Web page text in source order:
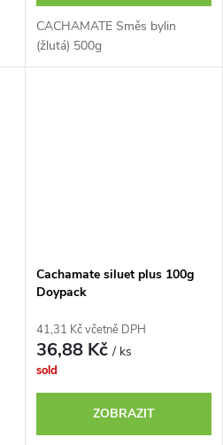
CACHAMATE Směs bylin
(žlutá) 500g
Cachamate siluet plus 100g
Doypack
41,31 Kč včetně DPH
36,88 Kč/ ks
sold
ZOBRAZIT